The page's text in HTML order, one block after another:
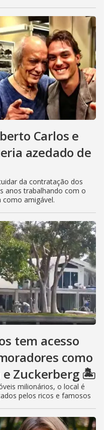
Carlos e
azedado de
da contratação dos
anos trabalhando com o
como amigável.
tem acesso
como
e Zuckerberg 🏝️
milionários, o local é
pelos ricos e famosos